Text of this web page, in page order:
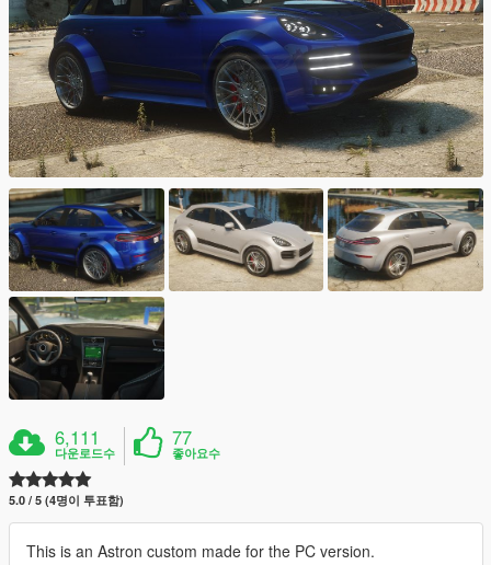
6,111
다운로드수
77
좋아요수
5.0 / 5 (4명이 투표함)
This is an Astron custom made for the PC version.